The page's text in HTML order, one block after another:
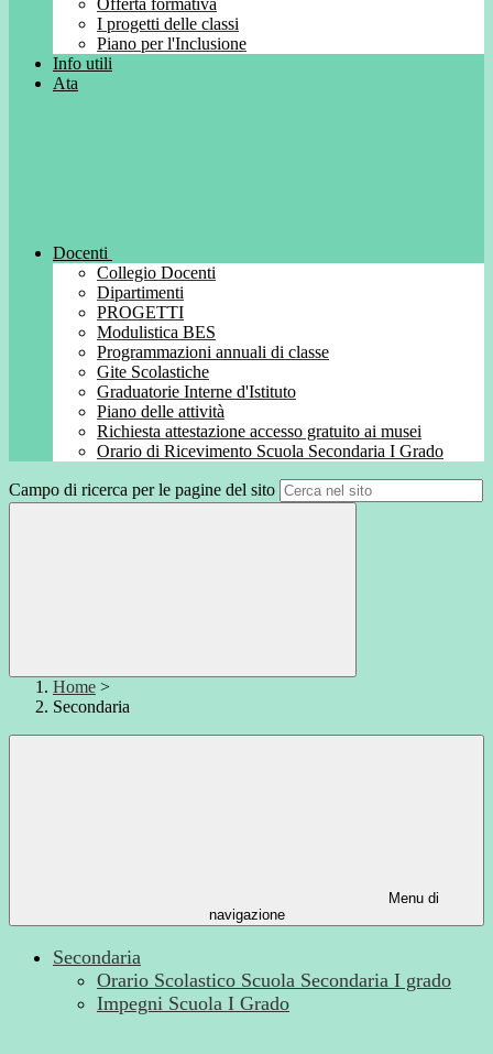
Offerta formativa
I progetti delle classi
Piano per l'Inclusione
Info utili
Ata
Docenti
Collegio Docenti
Dipartimenti
PROGETTI
Modulistica BES
Programmazioni annuali di classe
Gite Scolastiche
Graduatorie Interne d'Istituto
Piano delle attività
Richiesta attestazione accesso gratuito ai musei
Orario di Ricevimento Scuola Secondaria I Grado
Campo di ricerca per le pagine del sito
Home >
Secondaria
Menu di
navigazione
Secondaria
Orario Scolastico Scuola Secondaria I grado
Impegni Scuola I Grado